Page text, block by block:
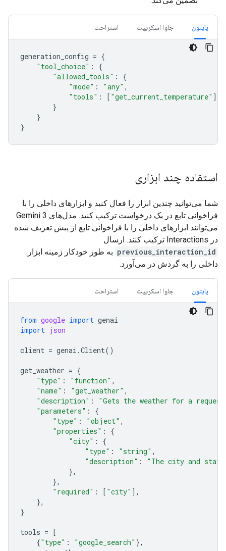
پایتون جاوا اسکریپت استراحت
generation_config = {
"tool_choice" :
{
"allowed_tools" :
{
"mode" : "any" ,
"tools" : [ "get_current_temperature" ]
}
}
}
استفاده چند ابزاری
شما می‌توانید چندین ابزار را فعال کنید و ابزارهای داخلی را با
فراخوانی تابع در یک درخواست ترکیب کنید. مدل‌های Gemini 3
می‌توانند ابزارهای داخلی را با فراخوانی تابع از پیش تعریف شده
در Interactions ترکیب کنند. ارسال
previous_interaction_id به طور خودکار زمینه ابزار
داخلی را به گردش در می‌آورد.
پایتون جاوا اسکریپت استراحت
from google import genai
import json
client = genai .Client()
get_weather = {
"type" : "function" ,
"name" : "get_weather" ,
"description" :
"Gets the weather for a
"parameters" :
{
"type" : "object" ,
"properties" :
{
"city" :
{
"type" : "string" ,
"description" :
"The city and
},
},
"required" : [ "city" ],
},
}
tools =
[
{"type" : "google_search" },